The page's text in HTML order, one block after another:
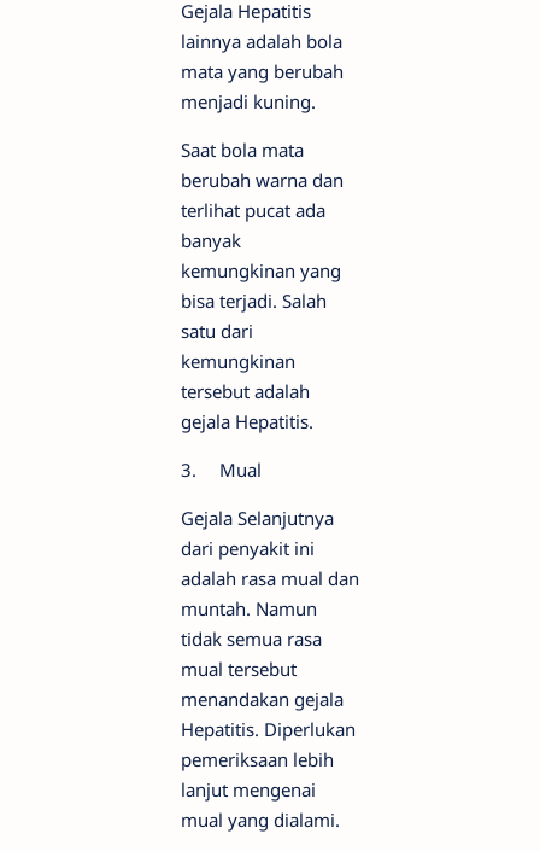
Gejala Hepatitis
lainnya adalah bola
mata yang berubah
menjadi kuning.
Saat bola mata
berubah warna dan
terlihat pucat ada
banyak
kemungkinan yang
bisa terjadi. Salah
satu dari
kemungkinan
tersebut adalah
gejala Hepatitis.
3.
Mual
Gejala Selanjutnya
dari penyakit ini
adalah rasa mual dan
muntah. Namun
tidak semua rasa
mual tersebut
menandakan gejala
Hepatitis. Diperlukan
pemeriksaan lebih
lanjut mengenai
mual yang dialami.